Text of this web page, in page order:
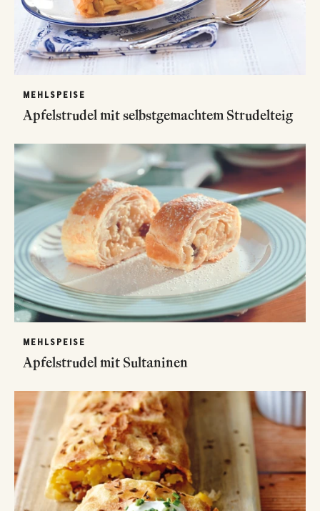
MEHLSPEISE
Apfelstrudel mit selbstgemachtem Strudelteig
MEHLSPEISE
Apfelstrudel mit Sultaninen